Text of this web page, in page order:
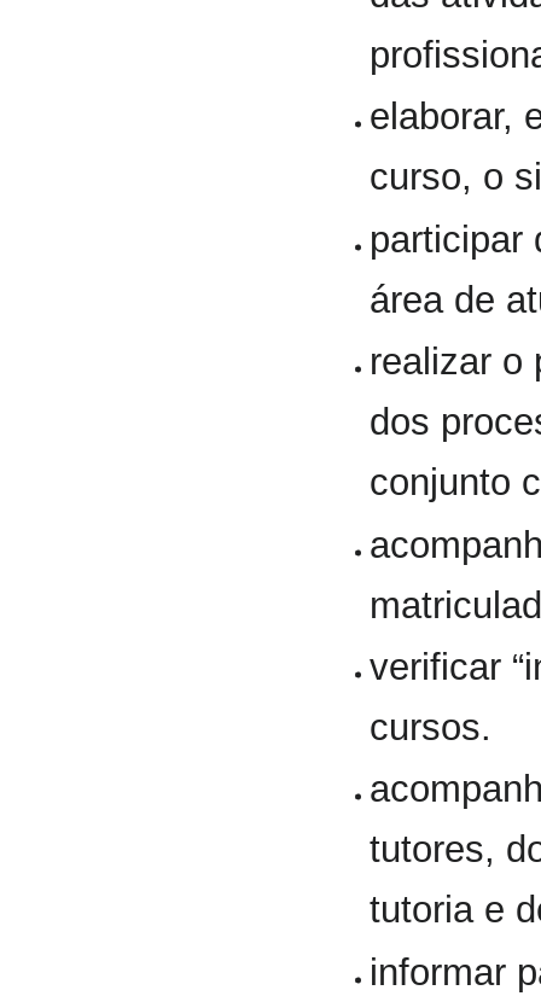
elaborar,
curso, o
participar
área de
realizar o
dos
conjunto
verificar
cursos.
tutores,
tutoria e
informar